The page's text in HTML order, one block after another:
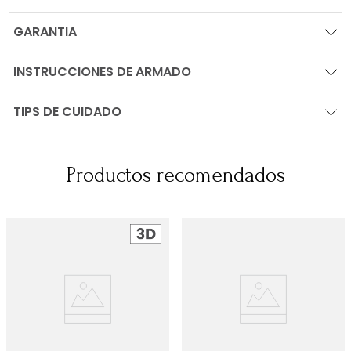
GARANTIA
INSTRUCCIONES DE ARMADO
TIPS DE CUIDADO
Productos recomendados